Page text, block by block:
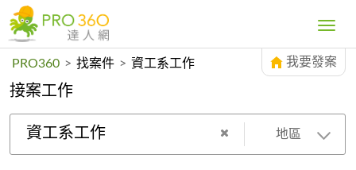
Toggle
PRO360 > 找案件 > 資工系工作 我要發案
接案工作
資工系工作 地區